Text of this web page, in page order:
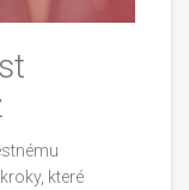
které